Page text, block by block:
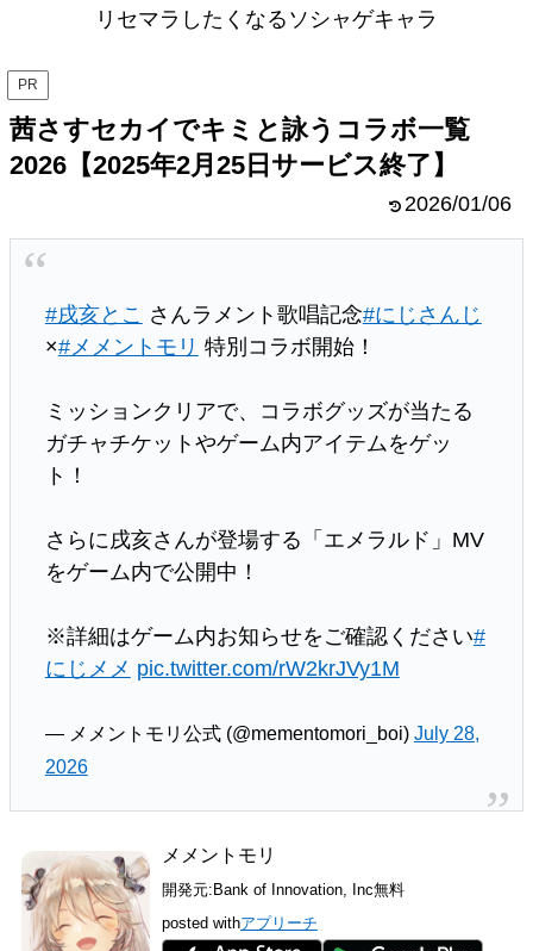
リセマラしたくなるソシャゲキャラ
PR
茜さすセカイでキミと詠うコラボ一覧
2026【2025年2月25日サービス終了】
2026/01/06
#戌亥とこ さんラメント歌唱記念#にじさんじ
×#メメントモリ 特別コラボ開始！
ミッションクリアで、コラボグッズが当たる
ガチャチケットやゲーム内アイテムをゲッ
ト！
さらに戌亥さんが登場する「エメラルド」MV
をゲーム内で公開中！
※詳細はゲーム内お知らせをご確認ください#
にじメメ pic.twitter.com/rW2krJVy1M
— メメントモリ公式 (@mementomori_boi) July 28,
2026
メメントモリ
開発元:Bank of Innovation, Inc無料
posted withアプリーチ